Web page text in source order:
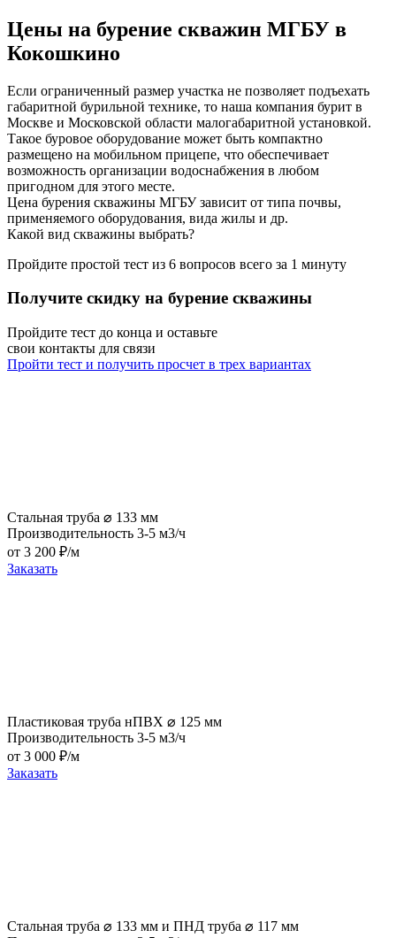
Цены на бурение скважин МГБУ в
Кокошкино
Если ограниченный размер участка не позволяет подъехать
габаритной бурильной технике, то наша компания бурит в
Москве и Московской области малогабаритной установкой.
Такое буровое оборудование может быть компактно
размещено на мобильном прицепе, что обеспечивает
возможность организации водоснабжения в любом
пригодном для этого месте.
Цена бурения скважины МГБУ зависит от типа почвы,
применяемого оборудования, вида жилы и др.
Какой вид скважины выбрать?
Пройдите простой тест из 6 вопросов всего за 1 минуту
Получите скидку на бурение скважины
Пройдите тест до конца и оставьте
свои контакты для связи
Пройти тест и получить просчет в трех вариантах
Стальная труба ⌀ 133 мм
Производительность 3-5 м3/ч
от 3 200 ₽/м
Заказать
Пластиковая труба нПВХ ⌀ 125 мм
Производительность 3-5 м3/ч
от 3 000 ₽/м
Заказать
Стальная труба ⌀ 133 мм и ПНД труба ⌀ 117 мм